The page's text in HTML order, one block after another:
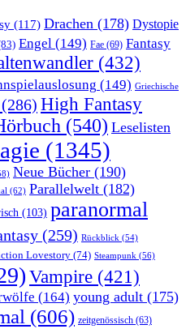
(117) Drachen (178) Dystopie
Engel (149) Fae (69) Fantasy
(432)
(149) Griechische
(286) High Fantasy
(540) Leselisten
(1345)
Neue Bücher (190)
(62) Parallelwelt (182)
(103) paranormal
(259) Rückblick (54)
Lovestory (74) Steampunk (56)
Vampire (421)
(164) young adult (175)
(606) zeitgenössisch (63)